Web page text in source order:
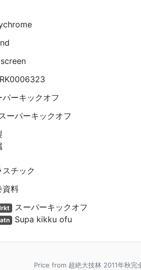
パーキックオフ
ーパーキックオフ
スチック
資料
スーパーキックオフ
Supa kikku ofu
Price from 超絶大技林 2011年秋完